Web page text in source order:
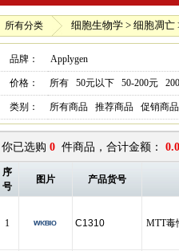
所有分类 细胞生物学 > 细胞凋亡
品牌： Applygen
价格： 所有 50元以下 50-200元
类别： 所有商品 推荐商品 促销商品
你已选购 0 件商品，合计金额：
序
号
图片 产品货号
1 C1310 MTT毒